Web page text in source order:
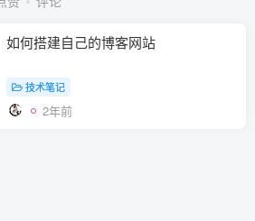
如何搭建自己的博客网站
技术笔记
2年前